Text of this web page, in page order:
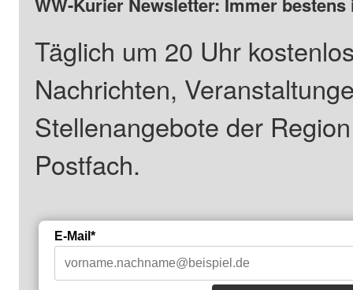
Täglich um 20 Uhr
Nachrichten,
Stellenangebote der
Postfach.
E-Mail*